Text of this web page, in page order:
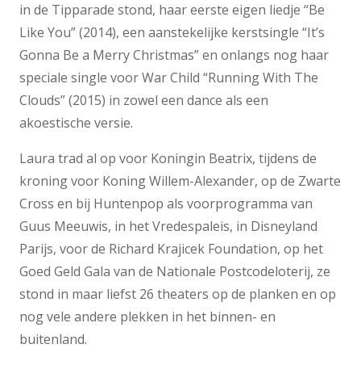
in de Tipparade stond, haar eerste eigen liedje “Be
Like You” (2014), een aanstekelijke kerstsingle “It’s
Gonna Be a Merry Christmas” en onlangs nog haar
speciale single voor War Child “Running With The
Clouds” (2015) in zowel een dance als een
akoestische versie.
Laura trad al op voor Koningin Beatrix, tijdens de
kroning voor Koning Willem-Alexander, op de Zwarte
Cross en bij Huntenpop als voorprogramma van
Guus Meeuwis, in het Vredespaleis, in Disneyland
Parijs, voor de Richard Krajicek Foundation, op het
Goed Geld Gala van de Nationale Postcodeloterij, ze
stond in maar liefst 26 theaters op de planken en op
nog vele andere plekken in het binnen- en
buitenland.